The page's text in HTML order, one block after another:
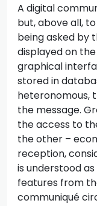
A digital
but, above all,
being asked by
displayed on
graphical
stored in
heteronomous,
the message.
the access to
the other –
reception,
is understood
features from
communiqué